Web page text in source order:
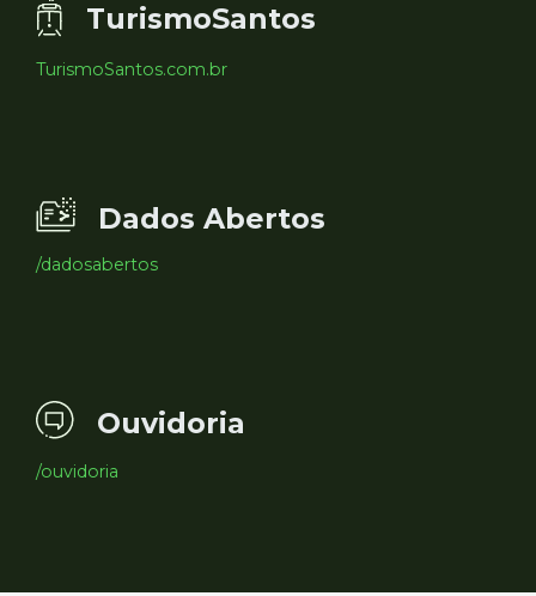
TurismoSantos
TurismoSantos.com.br
Dados Abertos
/dadosabertos
Ouvidoria
/ouvidoria